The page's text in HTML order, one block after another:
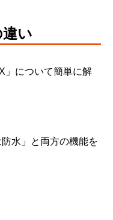
い
」について簡単に解
水」と両方の機能を